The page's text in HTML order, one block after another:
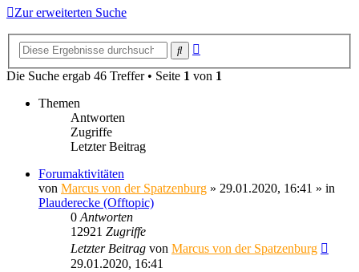
Zur erweiterten Suche
Suche
Die Suche ergab 46 Treffer • Seite 1 von 1
Themen
Antworten
Zugriffe
Letzter Beitrag
Forumaktivitäten
von Marcus von der Spatzenburg » 29.01.2020, 16:41 » in
Plauderecke (Offtopic)
0 Antworten
12921 Zugriffe
Letzter Beitrag von Marcus von der Spatzenburg
29.01.2020, 16:41